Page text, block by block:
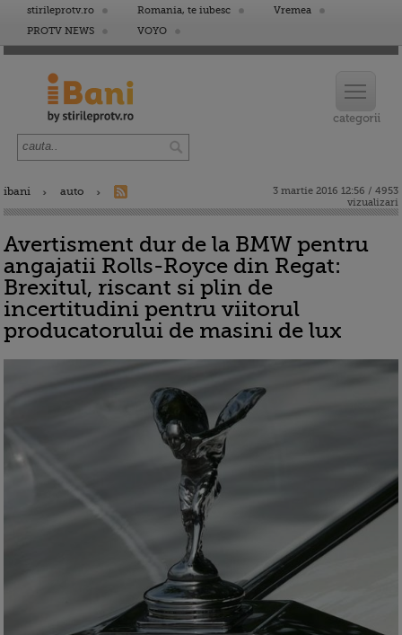
stirileprotv.ro Romania, te iubesc
Vremea
PROTV NEWS
VOYO
ibani auto
3 martie 2016 12:56 / 4953
vizualizari
Avertisment dur de la BMW pentru
angajatii Rolls-Royce din Regat:
Brexitul, riscant si plin de
incertitudini pentru viitorul
producatorului de masini de lux